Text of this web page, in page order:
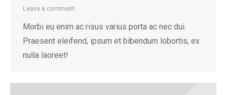
Leave a comment
Morbi eu enim ac risus varius porta ac nec dui.
Praesent eleifend, ipsum et bibendum lobortis, ex
nulla laoreet!